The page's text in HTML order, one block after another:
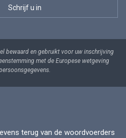
bewaard en gebruikt voor uw inschrijving
met de Europese wetgeving
terug van de woordvoerders